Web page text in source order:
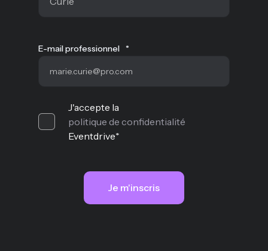
E-mail professionnel *
J'accepte la
politique de confidentialité
Eventdrive*